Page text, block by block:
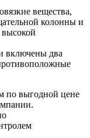
вещества,
колонны и
включены два
по выгодной цене